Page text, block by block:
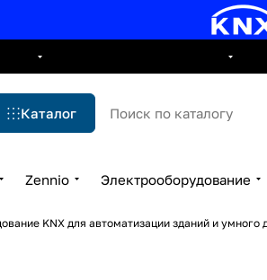
Каталог
Zennio Электрооборудование
KNX для автоматизации зданий и умного